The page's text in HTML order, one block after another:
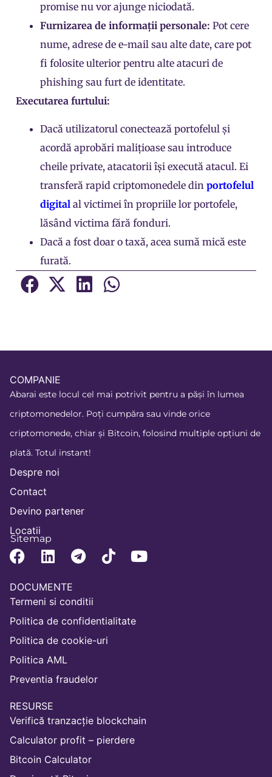
promise nu vor ajunge niciodată.
Furnizarea de informații personale: Pot cere
nume, adrese de e-mail sau alte date, care pot
fi folosite ulterior pentru alte atacuri de
phishing sau furt de identitate.
Executarea furtului:
Dacă utilizatorul conectează portofelul și
acordă aprobări malițioase sau introduce
cheile private, atacatorii își execută atacul. Ei
transferă rapid criptomonedele din portofelul
digital al victimei în propriile lor portofele,
lăsând victima fără fonduri.
Dacă a fost doar o taxă, acea sumă mică este
furată.
COMPANIE
Abarai este locul cel mai potrivit pentru a păși în lumea
criptomonedelor. Poți cumpăra sau vinde orice
criptomonede, chiar și Bitcoin, folosind multiple opțiuni de
plată. Totul instant!
Despre noi
Contact
Devino partener
Locatii
Sitemap
DOCUMENTE
Termeni si conditii
Politica de confidentialitate
Politica de cookie-uri
Politica AML
Preventia fraudelor
RESURSE
Verifică tranzacție blockchain
Calculator profit – pierdere
Bitcoin Calculator